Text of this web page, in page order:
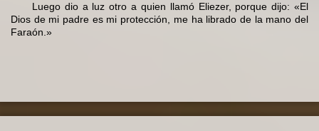
Luego dio a luz otro a quien llamó Eliezer, porque dijo: «El
Dios de mi padre es mi protección, me ha librado de la mano del
Faraón.»